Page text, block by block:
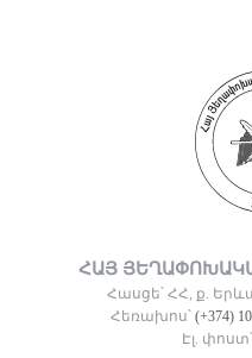
ՀԱՅ
Հասցե՝ ՀՀ, ք.
Հեռախոս՝ (+374)
Էլ. փոստ՝